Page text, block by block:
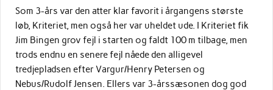
Som 3-års var den atter klar favorit i årgangens største
løb, Kriteriet, men også her var uheldet ude. I Kriteriet fik
Jim Bingen grov fejl i starten og faldt 100 m tilbage, men
trods endnu en senere fejl nåede den alligevel
tredjepladsen efter Vargur/Henry Petersen og
Nebus/Rudolf Jensen. Ellers var 3-årssæsonen dog god